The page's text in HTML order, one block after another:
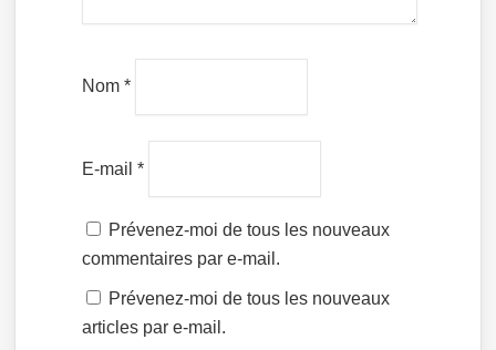
Nom*
E-mail*
Prévenez-moi de tous les nouveaux
commentaires par e-mail.
Prévenez-moi de tous les nouveaux
articles par e-mail.